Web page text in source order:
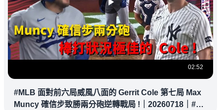
02:52
#MLB 面對前六局威風八面的 Gerrit Cole 第七局 Max
Muncy 確信步致勝兩分砲逆轉戰局 !｜20260718｜#洛